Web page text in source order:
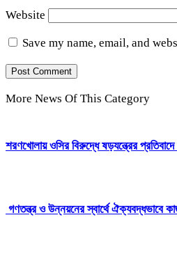
Website
Save my name, email, and
More News Of This Category
শরণখোলায় ওসির বিরুদ্ধে ষড়যন্ত্রের
গণতন্ত্র ও উন্নয়নের স্বার্থে ঐক্যবদ্ধভাবে